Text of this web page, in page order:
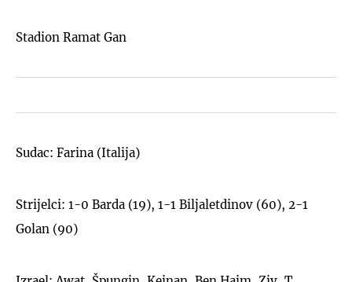
Stadion Ramat Gan
Sudac: Farina (Italija)
Strijelci: 1-0 Barda (19), 1-1 Biljaletdinov (60), 2-1
Golan (90)